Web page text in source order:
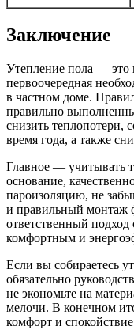
Заключение
Утепление пола — это
первоочередная
в частном доме.
правильно
снизить теплопотери,
время года, а также
Главное — учитывать
основание,
пароизоляцию, не
и правильный монтаж
ответственный
комфортным и
Если вы собираетесь
обязательно
не экономьте на
мелочи. В конечном
комфорт и